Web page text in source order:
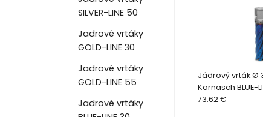
SILVER-LINE 50
Jadrové vrtáky
GOLD-LINE 30
Jadrové vrtáky
GOLD-LINE 55
Jadrové vrtáky
Jádrový vrták Ø
Karnasch BLUE-
73.62 €